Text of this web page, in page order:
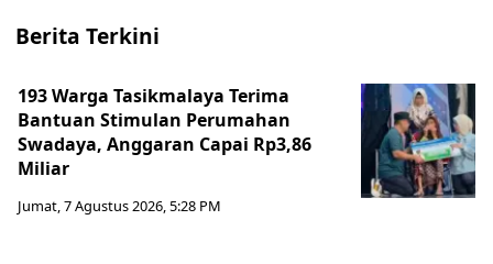
Berita Terkini
193 Warga Tasikmalaya Terima
Bantuan Stimulan Perumahan
Swadaya, Anggaran Capai Rp3,86
Miliar
Jumat, 7 Agustus 2026, 5:28 PM